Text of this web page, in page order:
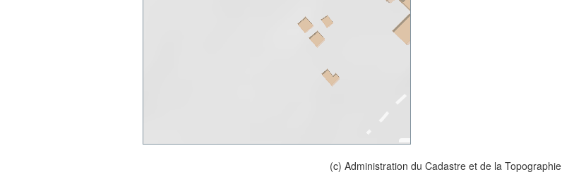
(c) Administration du Cadastre et de la Topographie